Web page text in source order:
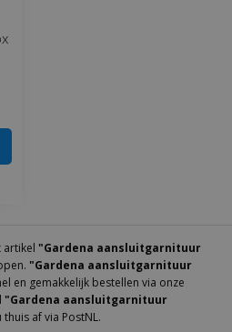
artikel "Gardena aansluitgarnituur
"Gardena aansluitgarnituur
en gemakkelijk bestellen via onze
"Gardena aansluitgarnituur
thuis af via PostNL.